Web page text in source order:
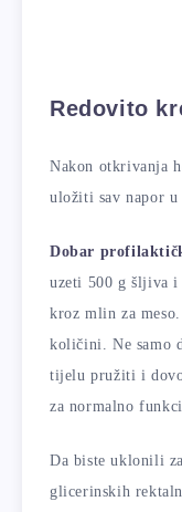
Redovito
Nakon otkrivanja
uložiti sav napor u
Dobar
uzeti 500 g šljiva
kroz mlin za
količini. Ne samo
tijelu pružiti i
za normalno
Da biste uklonili
glicerinskih